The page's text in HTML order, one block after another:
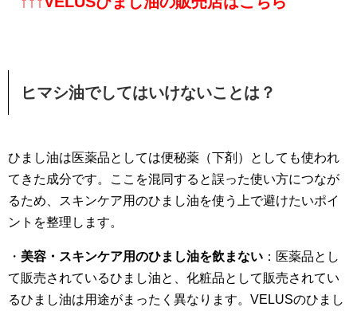
ヒマシ油でしてはいけないことは？
ひまし油は医薬品としては便秘薬（下剤）としても使われ
てきた成分です。ここを混同すると誤った使い方につなが
るため、スキンケア用のひまし油を使う上で避けたいポイ
ントを整理します。
・ 美容・スキンケア用のひまし油を飲まない ：医薬品とし
て販売されているひまし油と、化粧品として販売されてい
るひまし油は用途がまったく異なります。VELUSのひまし